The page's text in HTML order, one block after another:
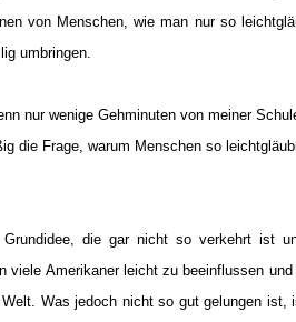
von Menschen, wie man nur so
umbringen.
nur wenige Gehminuten von meiner
die Frage, warum Menschen so
die gar nicht so verkehrt ist
viele Amerikaner leicht zu beeinflussen
Was jedoch nicht so gut gelungen ist,